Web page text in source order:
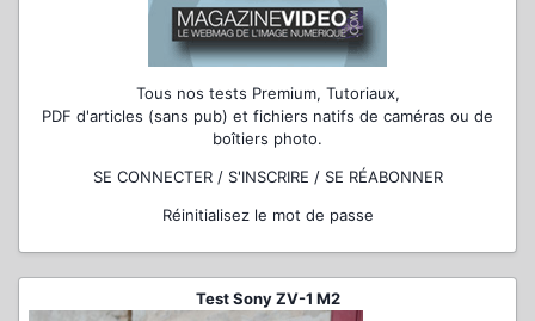
Tous nos tests Premium, Tutoriaux,
PDF d'articles (sans pub) et fichiers natifs de caméras ou de
boîtiers photo.
SE CONNECTER / S'INSCRIRE / SE RÉABONNER
Réinitialisez le mot de passe
Test Sony ZV-1 M2